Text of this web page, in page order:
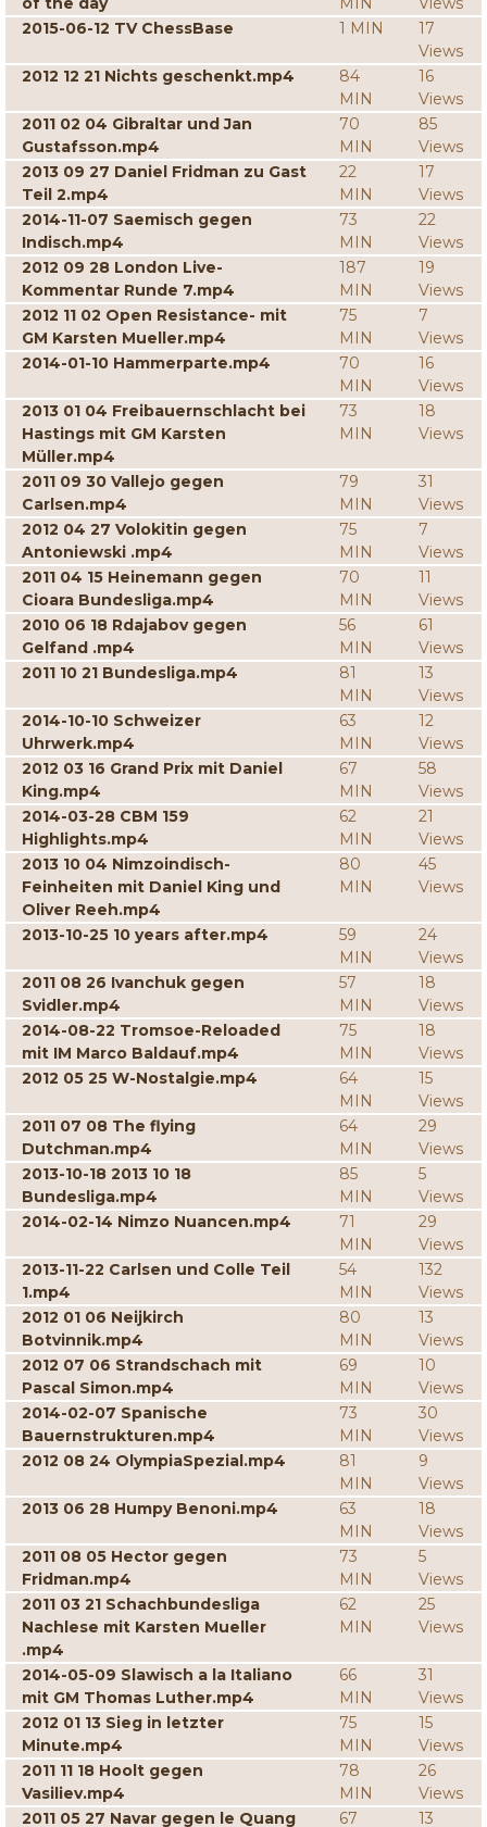
2015-06-12 TV ChessBase
1 MIN
17
Views
2012 12 21 Nichts geschenkt.mp4
84
MIN
16
Views
2011 02 04 Gibraltar und Jan
Gustafsson.mp4
70
MIN
85
Views
2013 09 27 Daniel Fridman zu Gast
Teil 2.mp4
22
MIN
17
Views
2014-11-07 Saemisch gegen
Indisch.mp4
73
MIN
22
Views
2012 09 28 London Live-
Kommentar Runde 7.mp4
187
MIN
19
Views
2012 11 02 Open Resistance- mit
GM Karsten Mueller.mp4
75
MIN
7
Views
2014-01-10 Hammerparte.mp4
70
MIN
16
Views
2013 01 04 Freibauernschlacht bei
Hastings mit GM Karsten
Müller.mp4
73
MIN
18
Views
2011 09 30 Vallejo gegen
Carlsen.mp4
79
MIN
31
Views
2012 04 27 Volokitin gegen
Antoniewski .mp4
75
MIN
7
Views
2011 04 15 Heinemann gegen
Cioara Bundesliga.mp4
70
MIN
11
Views
2010 06 18 Rdajabov gegen
Gelfand .mp4
56
MIN
61
Views
2011 10 21 Bundesliga.mp4
81
MIN
13
Views
2014-10-10 Schweizer
Uhrwerk.mp4
63
MIN
12
Views
2012 03 16 Grand Prix mit Daniel
King.mp4
67
MIN
58
Views
2014-03-28 CBM 159
Highlights.mp4
62
MIN
21
Views
2013 10 04 Nimzoindisch-
Feinheiten mit Daniel King und
Oliver Reeh.mp4
80
MIN
45
Views
2013-10-25 10 years after.mp4
59
MIN
24
Views
2011 08 26 Ivanchuk gegen
Svidler.mp4
57
MIN
18
Views
2014-08-22 Tromsoe-Reloaded
mit IM Marco Baldauf.mp4
75
MIN
18
Views
2012 05 25 W-Nostalgie.mp4
64
MIN
15
Views
2011 07 08 The flying
Dutchman.mp4
64
MIN
29
Views
2013-10-18 2013 10 18
Bundesliga.mp4
85
MIN
5
Views
2014-02-14 Nimzo Nuancen.mp4
71
MIN
29
Views
2013-11-22 Carlsen und Colle Teil
1.mp4
54
MIN
132
Views
2012 01 06 Neijkirch
Botvinnik.mp4
80
MIN
13
Views
2012 07 06 Strandschach mit
Pascal Simon.mp4
69
MIN
10
Views
2014-02-07 Spanische
Bauernstrukturen.mp4
73
MIN
30
Views
2012 08 24 OlympiaSpezial.mp4
81
MIN
9
Views
2013 06 28 Humpy Benoni.mp4
63
MIN
18
Views
2011 08 05 Hector gegen
Fridman.mp4
73
MIN
5
Views
2011 03 21 Schachbundesliga
Nachlese mit Karsten Mueller
.mp4
62
MIN
25
Views
2014-05-09 Slawisch a la Italiano
mit GM Thomas Luther.mp4
66
MIN
31
Views
2012 01 13 Sieg in letzter
Minute.mp4
75
MIN
15
Views
2011 11 18 Hoolt gegen
Vasiliev.mp4
78
MIN
26
Views
2011 05 27 Navar gegen le Quang
67 13